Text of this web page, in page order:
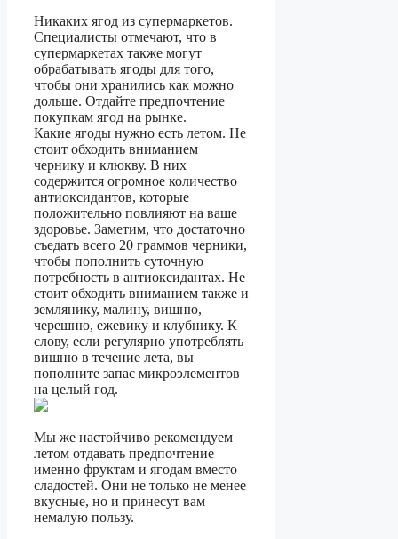
Никаких ягод из супермаркетов.
Специалисты отмечают, что в
супермаркетах также могут
обрабатывать ягоды для того,
чтобы они хранились как можно
дольше. Отдайте предпочтение
покупкам ягод на рынке.
Какие ягоды нужно есть летом. Не
стоит обходить вниманием
чернику и клюкву. В них
содержится огромное количество
антиоксидантов, которые
положительно повлияют на ваше
здоровье. Заметим, что достаточно
съедать всего 20 граммов черники,
чтобы пополнить суточную
потребность в антиоксидантах. Не
стоит обходить вниманием также и
землянику, малину, вишню,
черешню, ежевику и клубнику. К
слову, если регулярно употреблять
вишню в течение лета, вы
пополните запас микроэлементов
на целый год.
Мы же настойчиво рекомендуем
летом отдавать предпочтение
именно фруктам и ягодам вместо
сладостей. Они не только не менее
вкусные, но и принесут вам
немалую пользу.